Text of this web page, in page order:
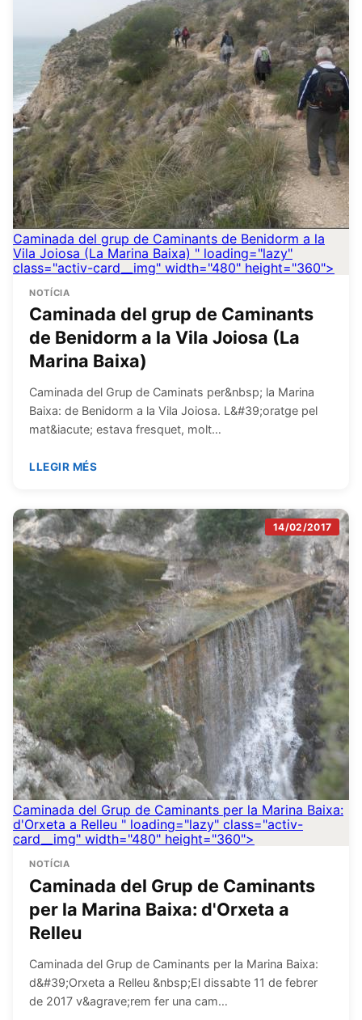
Caminada del grup de Caminants de Benidorm a la
Vila Joiosa (La Marina Baixa) " loading="lazy"
class="activ-card__img" width="480" height="360">
NOTÍCIA
Caminada del grup de Caminants
de Benidorm a la Vila Joiosa (La
Marina Baixa)
Caminada del Grup de Caminats per&nbsp; la Marina
Baixa: de Benidorm a la Vila Joiosa. L&#39;oratge pel
mat&iacute; estava fresquet, molt…
LLEGIR MÉS
Caminada del Grup de Caminants per la Marina Baixa:
d'Orxeta a Relleu " loading="lazy" class="activ-
card__img" width="480" height="360">
14/02/2017
NOTÍCIA
Caminada del Grup de Caminants
per la Marina Baixa: d'Orxeta a
Relleu
Caminada del Grup de Caminants per la Marina Baixa:
d&#39;Orxeta a Relleu &nbsp;El dissabte 11 de febrer
de 2017 v&agrave;rem fer una cam…